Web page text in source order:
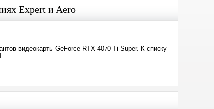
Expert и Aero
видеокарты GeForce RTX 4070 Ti Super. К списку